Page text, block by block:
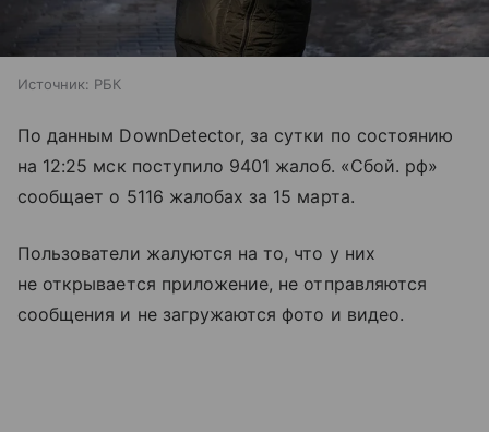
Источник: РБК
По данным DownDetector, за сутки по состоянию
на 12:25 мск поступило 9401 жалоб. «Сбой. рф»
сообщает о 5116 жалобах за 15 марта.
Пользователи жалуются на то, что у них
не открывается приложение, не отправляются
сообщения и не загружаются фото и видео.